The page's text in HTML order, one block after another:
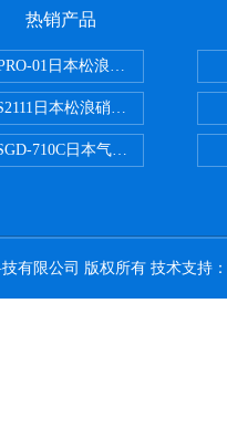
热销产品
01日本松浪硝子玻璃制品载
日本松浪硝子载玻片
710C日本气体分割器
有限公司 版权所有 技术支持：